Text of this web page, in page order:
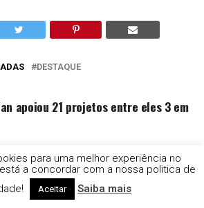
DESTAQUE
apoiou 21 projetos entre eles 3 em
Músicas do Mundo, em Sines
para uma melhor experiência no
a concordar com a nossa politica de
Aceitar Saiba mais